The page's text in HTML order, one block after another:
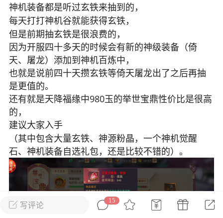
花农场 藏宝阁 夺宝岛 金券所
新手宝典
社区入门必看指南 多款游戏任君畅玩
大千世界
开播时间留意通知
游戏推荐
近期热点
每分钟在线0，今日新注册0 ，孵蛋1，总用户数 1947597
ʚ小鱼冻干ɞ
03-06 11:18 广东·深圳 官方社区活动
【周末了，还不来新服冲榜吗？】送现
金大奖、实物奖励，各种福利拿到手软！
写评论 15
神机装备都是听过玄铁来抽到的，
每天打打神机谷就能获得玄铁，
但是前期抽玄铁是很浪费的，
因为开服四十多天的时候会有新的神级装备（倚
天、屠龙）添加到神机百炼中，
也就是说前四十天攒玄铁等倚天屠龙出了之后再抽
是更值的。
还有就是天降福缘中980玉的举世宝鼎性价比是很高
的，
建议大家入手
（其中包含大量玄铁、神源粉晶，一个神机觉醒
石、神机装备自选礼包，还是比较不错的）。